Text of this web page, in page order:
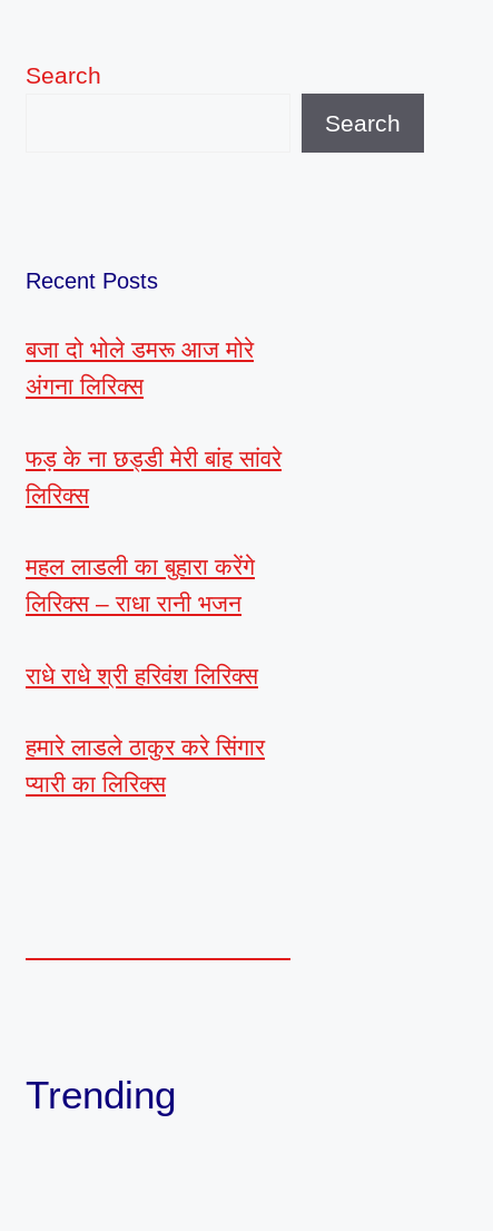
Search
Search
Recent Posts
बजा दो भोले डमरू आज मोरे
अंगना लिरिक्स
फड़ के ना छड्डी मेरी बांह सांवरे
लिरिक्स
महल लाडली का बुहारा करेंगे
लिरिक्स – राधा रानी भजन
राधे राधे श्री हरिवंश लिरिक्स
हमारे लाडले ठाकुर करे सिंगार
प्यारी का लिरिक्स
Trending